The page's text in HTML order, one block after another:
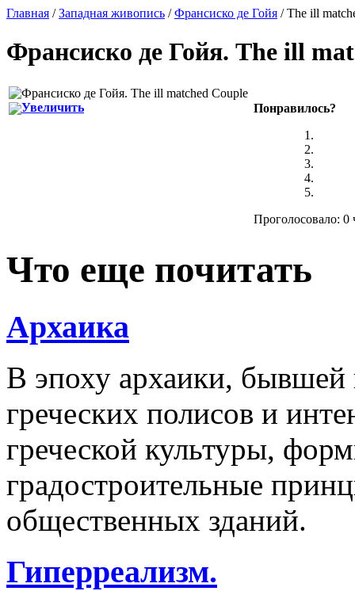
Главная /Западная живопись /Франсиско де Гойя / The ill
Франсиско де Гойя. The ill
Увеличить Понравилось?
Проголосовало: 0
Что еще почитать
Архаика
В эпоху архаики, бывшей
греческих полисов и
греческой культуры,
градостроительные
общественных зданий.
Гиперреализм.